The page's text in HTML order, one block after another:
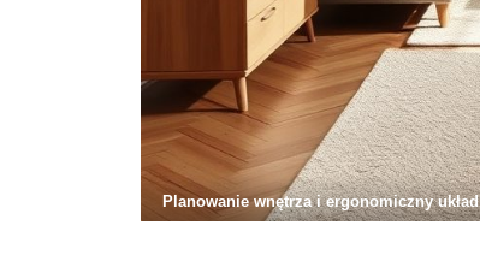
Planowanie wnętrza i ergonomiczny układ